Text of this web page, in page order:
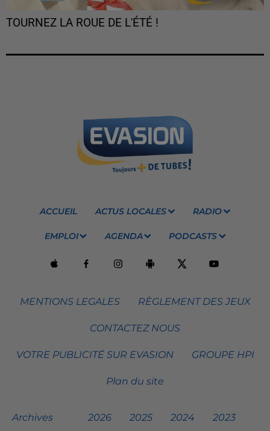
TOURNEZ LA ROUE DE L'ÉTÉ !
ACCUEIL ACTUS LOCALES RADIO
EMPLOI AGENDA PODCASTS
MENTIONS LEGALES RÈGLEMENT DES JEUX
CONTACTEZ NOUS
VOTRE PUBLICITÉ SUR EVASION GROUPE HPI
Plan du site
Archives 2026 2025 2024 2023